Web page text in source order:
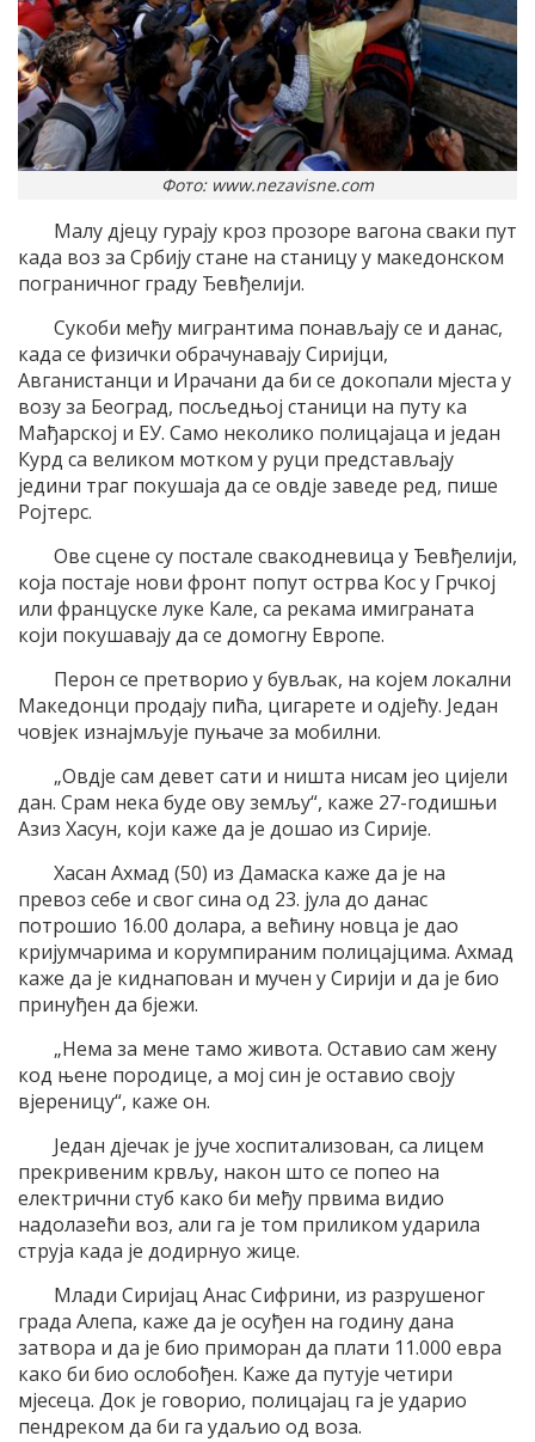
Фото: www.nezavisne.com
Малу дјецу гурају кроз прозоре вагона сваки пут
када воз за Србију стане на станицу у македонском
пограничног граду Ђевђелији.
Сукоби међу мигрантима понављају се и данас,
када се физички обрачунавају Сиријци,
Авганистанци и Ирачани да би се докопали мјеста у
возу за Београд, посљедњој станици на путу ка
Мађарској и ЕУ. Само неколико полицајаца и један
Курд са великом мотком у руци представљају
једини траг покушаја да се овдје заведе ред, пише
Ројтерс.
Ове сцене су постале свакодневица у Ђевђелији,
која постаје нови фронт попут острва Кос у Грчкој
или француске луке Кале, са рекама имиграната
који покушавају да се домогну Европе.
Перон се претворио у бувљак, на којем локални
Македонци продају пића, цигарете и одјећу. Један
човјек изнајмљује пуњаче за мобилни.
„Овдје сам девет сати и ништа нисам јео цијели
дан. Срам нека буде ову земљу“, каже 27-годишњи
Азиз Хасун, који каже да је дошао из Сирије.
Хасан Ахмад (50) из Дамаска каже да је на
превоз себе и свог сина од 23. јула до данас
потрошио 16.00 долара, а већину новца је дао
кријумчарима и корумпираним полицајцима. Ахмад
каже да је киднапован и мучен у Сирији и да је био
принуђен да бјежи.
„Нема за мене тамо живота. Оставио сам жену
код њене породице, а мој син је оставио своју
вјереницу“, каже он.
Један дјечак је јуче хоспитализован, са лицем
прекривеним крвљу, након што се попео на
електрични стуб како би међу првима видио
надолазећи воз, али га је том приликом ударила
струја када је додирнуо жице.
Млади Сиријац Анас Сифрини, из разрушеног
града Алепа, каже да је осуђен на годину дана
затвора и да је био приморан да плати 11.000 евра
како би био ослобођен. Каже да путује четири
мјесеца. Док је говорио, полицајац га је ударио
пендреком да би га удаљио од воза.